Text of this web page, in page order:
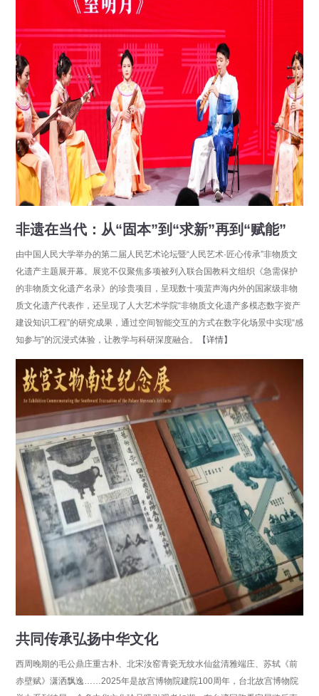
非遗在当代：从“固本”到“求新”再到“赋能”
由中国人民大学举办的第二届人民艺术论坛暨“人民艺术·匠心传承”非物质文
化遗产主题展开幕。展览不仅聚焦多项被列入联合国教科文组织《急需保护
的非物质文化遗产名录》的珍贵项目，呈现数十项蜚声海内外的国家级非物
质文化遗产代表作，还呈现了人大艺术学院“非物质文化遗产多模态数字资产
建设知识工程”的研究成果，通过空间智能交互的方式在数字化场景中实现“感
知参与”的沉浸式体验，让教学与科研深度融合。
【详情】
分享 点击数：30826
共同传承弘扬中华文化
西周晚期的毛公鼎庄重古朴、北宋汝窑青瓷无纹水仙盆清雅端庄、苏轼《前
赤壁赋》潇洒飘逸……2025年是故宫博物院建院100周年，台北故宫博物院